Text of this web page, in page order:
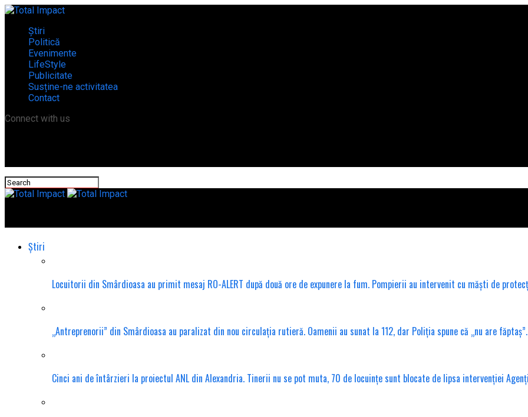
Știri
Politică
Evenimente
LifeStyle
Publicitate
Susține-ne activitatea
Contact
Connect with us
Știri
Locuitorii din Smârdioasa au primit mesaj RO-ALERT după două ore de expunere la fum. Pompierii au intervenit cu măști de
„Antreprenorii” din Smârdioasa au paralizat din nou circulația rutieră. Oamenii au sunat la 112, dar Poliția spune că „nu are făptaș”.
Cinci ani de întârzieri la proiectul ANL din Alexandria. Tinerii nu se pot muta, 70 de locuințe sunt blocate de lipsa intervenției